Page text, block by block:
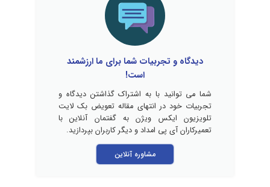
دیدگاه و تجربیات شما برای ما ارزشمند
است!
شما می توانید با به اشتراک گذاشتن دیدگاه و
تجربیات خود در انتهای مقاله تعویض بک لایت
تلویزیون ایکس ویژن به گفتمان آنلاین با
تعمیرکاران آی پی امداد و دیگر کاربران بپردازید.
مشاوره آنلاین